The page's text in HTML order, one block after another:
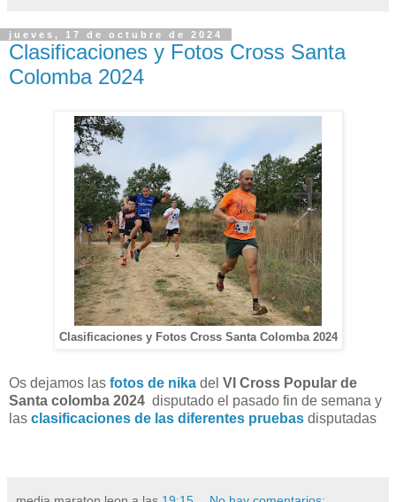
jueves, 17 de octubre de 2024
Clasificaciones y Fotos Cross Santa
Colomba 2024
Clasificaciones y Fotos Cross Santa Colomba 2024
Os dejamos las fotos de nika del VI Cross Popular de
Santa colomba 2024 disputado el pasado fin de semana y
las clasificaciones de las diferentes pruebas disputadas